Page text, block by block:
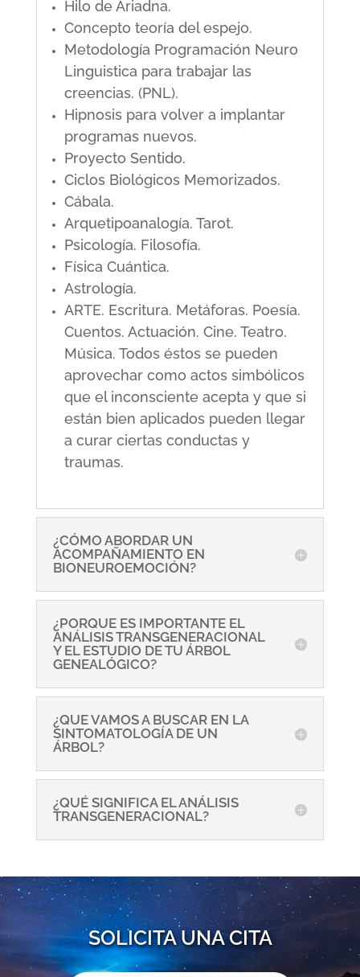
Hilo de Ariadna.
Concepto teoría del espejo.
Metodología Programación Neuro
Linguistica para trabajar las
creencias. (PNL).
Hipnosis para volver a implantar
programas nuevos.
Proyecto Sentido.
Ciclos Biológicos Memorizados.
Cábala.
Arquetipoanalogía. Tarot.
Psicología. Filosofía.
Física Cuántica.
Astrología.
ARTE. Escritura. Metáforas. Poesía.
Cuentos. Actuación. Cine. Teatro.
Música. Todos éstos se pueden
aprovechar como actos simbólicos
que el inconsciente acepta y que si
están bien aplicados pueden llegar
a curar ciertas conductas y
traumas.
¿CÓMO ABORDAR UN
ACOMPAÑAMIENTO EN
BIONEUROEMOCIÓN?
¿PORQUE ES IMPORTANTE EL
ANÁLISIS TRANSGENERACIONAL
Y EL ESTUDIO DE TU ÁRBOL
GENEALÓGICO?
¿QUE VAMOS A BUSCAR EN LA
SINTOMATOLOGÍA DE UN
ÁRBOL?
¿QUÉ SIGNIFICA EL ANÁLISIS
TRANSGENERACIONAL?
SOLICITA UNA CITA